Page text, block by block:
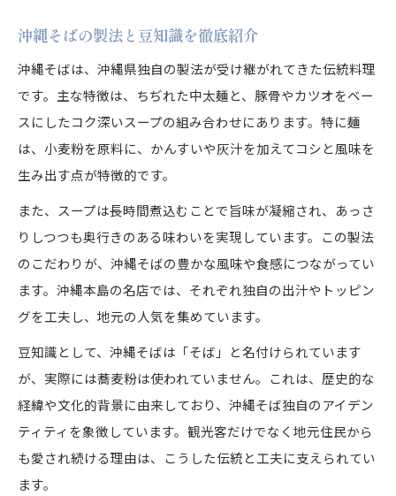
沖縄そばの製法と豆知識を徹底紹介
沖縄そばは、沖縄県独自の製法が受け継がれてきた伝統料理
です。主な特徴は、ちぢれた中太麺と、豚骨やカツオをベー
スにしたコク深いスープの組み合わせにあります。特に麺
は、小麦粉を原料に、かんすいや灰汁を加えてコシと風味を
生み出す点が特徴的です。
また、スープは長時間煮込むことで旨味が凝縮され、あっさ
りしつつも奥行きのある味わいを実現しています。この製法
のこだわりが、沖縄そばの豊かな風味や食感につながってい
ます。沖縄本島の名店では、それぞれ独自の出汁やトッピン
グを工夫し、地元の人気を集めています。
豆知識として、沖縄そばは「そば」と名付けられています
が、実際には蕎麦粉は使われていません。これは、歴史的な
経緯や文化的背景に由来しており、沖縄そば独自のアイデン
ティティを象徴しています。観光客だけでなく地元住民から
も愛され続ける理由は、こうした伝統と工夫に支えられてい
ます。